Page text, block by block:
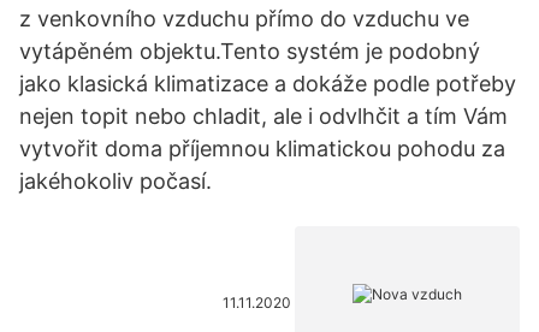
z venkovního vzduchu přímo do vzduchu ve
vytápěném objektu.Tento systém je podobný
jako klasická klimatizace a dokáže podle potřeby
nejen topit nebo chladit, ale i odvlhčit a tím Vám
vytvořit doma příjemnou klimatickou pohodu za
jakéhokoliv počasí.
11.11.2020